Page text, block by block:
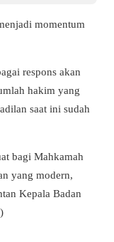
momentum
respons akan
hakim yang
saat ini sudah
bagi Mahkamah
yang modern,
Kepala Badan